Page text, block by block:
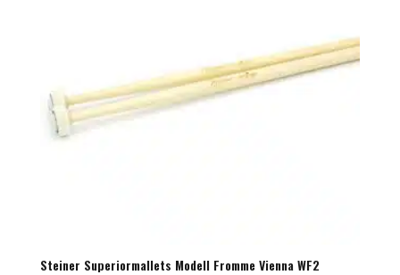
Steiner Superiormallets Modell Fromme Vienna WF2